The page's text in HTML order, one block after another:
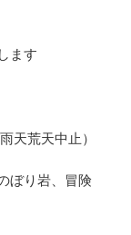
ます
天荒天中止）
ぼり岩、冒険